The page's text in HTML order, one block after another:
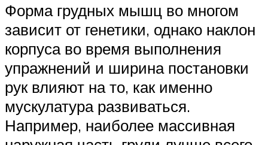
Форма грудных мышц во многом
зависит от генетики, однако наклон
корпуса во время выполнения
упражнений и ширина постановки
рук влияют на то, как именно
мускулатура развиваться.
Например, наиболее массивная